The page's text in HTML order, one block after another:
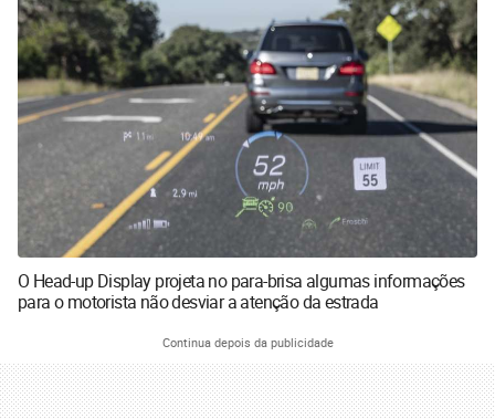
O Head-up Display projeta no para-brisa algumas informações
para o motorista não desviar a atenção da estrada
Continua depois da publicidade